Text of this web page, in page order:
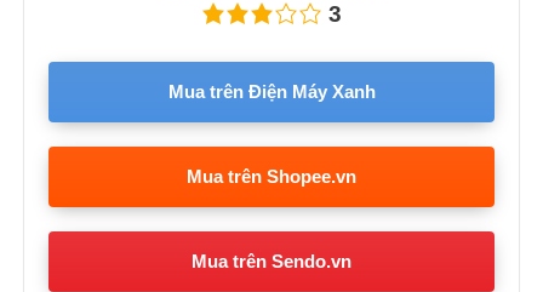
3
Mua trên Điện Máy Xanh
Mua trên Shopee.vn
Mua trên Sendo.vn